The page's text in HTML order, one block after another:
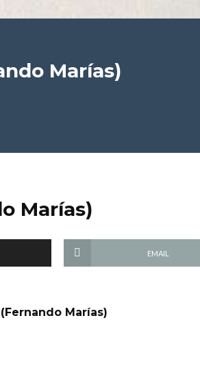
Marías)
Marías)
EMAIL
Marías)